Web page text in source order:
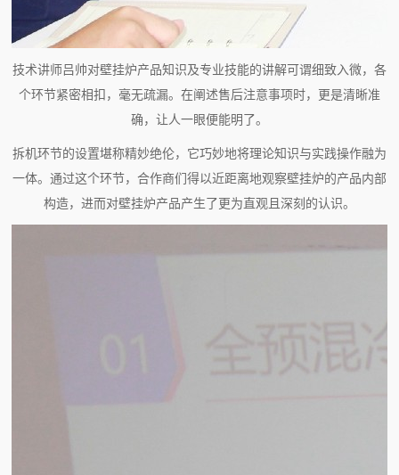
技术讲师吕帅对壁挂炉产品知识及专业技能的讲解可谓细致入微，各
个环节紧密相扣，毫无疏漏。在阐述售后注意事项时，更是清晰准
确，让人一眼便能明了。
拆机环节的设置堪称精妙绝伦，它巧妙地将理论知识与实践操作融为
一体。通过这个环节，合作商们得以近距离地观察壁挂炉的产品内部
构造，进而对壁挂炉产品产生了更为直观且深刻的认识。